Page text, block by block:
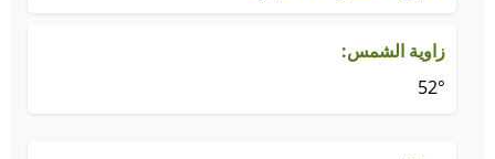
زاوية الشمس:
52°